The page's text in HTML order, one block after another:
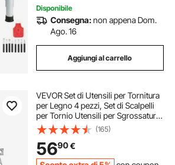
Disponibile
Consegna:non appena Dom.
Ago. 16
Aggiungi al carrello
VEVOR Set di Utensili per Tornitura
per Legno 4 pezzi, Set di Scalpelli
per Tornio Utensili per Sgrossatura
Finitura, Set di Strumenti per
Tornitura Lavorazione del Legno Fai
da te
(165)
5690€